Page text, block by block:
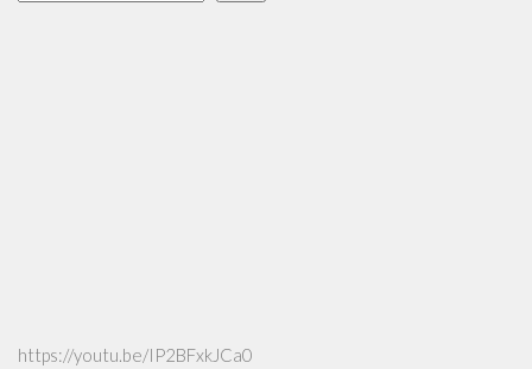
https://youtu.be/IP2BFxkJCa0